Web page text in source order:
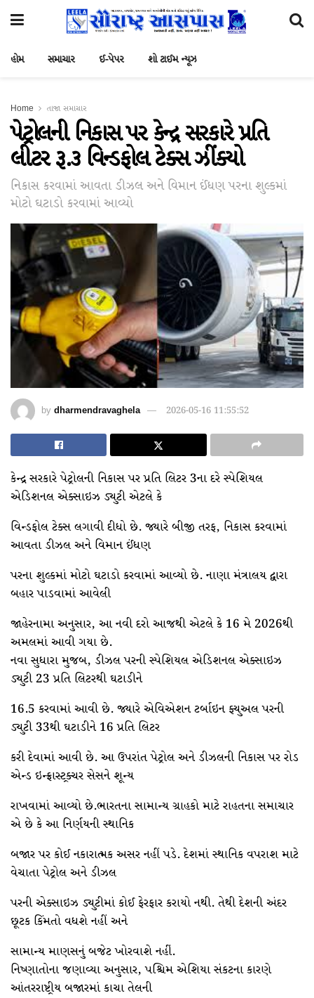
હોમ સમાચાર ઈ-પેપર શો ટાઈમ ન્યૂઝ
Home તાજા સમાચાર
પેટ્રોલની નિકાસ પર કેન્દ્ર સરકારે પ્રતિ
લીટર રૂ.૩ વિન્ડફોલ ટેક્સ ઝીંક્યો
નિકાસ કરવામાં આવતા ડીઝલ અને વિમાન ઈંધણ પરના શુલ્કમાં
મોટો ઘટાડો કરવામાં આવ્યો
by dharmendravaghela 2026-05-16 11:55:52
કેન્દ્ર સરકારે પેટ્રોલની નિકાસ પર પ્રતિ લિટર 3ના દરે સ્પેશિયલ
એડિશનલ એક્સાઇઝ ડ્યુટી એટલે કે
વિન્ડફોલ ટેક્સ લગાવી દીધો છે. જ્યારે બીજી તરફ, નિકાસ કરવામાં
આવતા ડીઝલ અને વિમાન ઈંધણ
પરના શુલ્કમાં મોટો ઘટાડો કરવામાં આવ્યો છે. નાણા મંત્રાલય દ્વારા
બહાર પાડવામાં આવેલી
જાહેરનામા અનુસાર, આ નવી દરો આજથી એટલે કે 16 મે 2026થી
અમલમાં આવી ગયા છે.
નવા સુધારા મુજબ, ડીઝલ પરની સ્પેશિયલ એડિશનલ એક્સાઇઝ
ડ્યુટી 23 પ્રતિ લિટરથી ઘટાડીને
16.5 કરવામાં આવી છે. જ્યારે એવિએશન ટર્બાઇન ફ્યુઅલ પરની
ડ્યુટી 33થી ઘટાડીને 16 પ્રતિ લિટર
કરી દેવામાં આવી છે. આ ઉપરાંત પેટ્રોલ અને ડીઝલની નિકાસ પર રોડ
એન્ડ ઇન્ફ્રાસ્ટ્રક્ચર સેસને શૂન્ય
રાખવામાં આવ્યો છે.ભારતના સામાન્ય ગ્રાહકો માટે રાહતના સમાચાર
એ છે કે આ નિર્ણયની સ્થાનિક
બજાર પર કોઈ નકારાત્મક અસર નહીં પડે. દેશમાં સ્થાનિક વપરાશ માટે
વેચાતા પેટ્રોલ અને ડીઝલ
પરની એક્સાઇઝ ડ્યુટીમાં કોઈ ફેરફાર કરાયો નથી. તેથી દેશની અંદર
છૂટક કિંમતો વધશે નહીં અને
સામાન્ય માણસનું બજેટ ખોરવાશે નહીં.
નિષ્ણાતોના જણાવ્યા અનુસાર, પશ્ચિમ એશિયા સંકટના કારણે
આંતરરાષ્ટ્રીય બજારમાં કાચા તેલની